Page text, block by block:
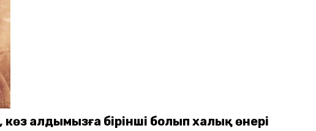
көз алдымызға бірінші болып халық өнері